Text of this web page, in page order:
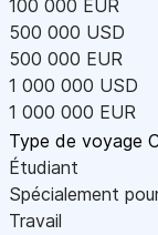
100 000 EUR
500 000 USD
500 000 EUR
1 000 000 USD
1 000 000 EUR
Type de voyage
Étudiant
Spécialement
Travail